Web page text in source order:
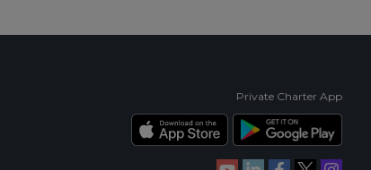
Private Charter App